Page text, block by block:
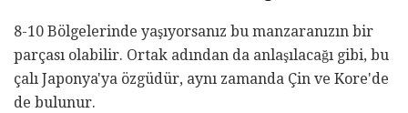
8-10 Bölgelerinde yaşıyorsanız bu manzaranızın bir
parçası olabilir. Ortak adından da anlaşılacağı gibi, bu
çalı Japonya'ya özgüdür, aynı zamanda Çin ve Kore'de
de bulunur.